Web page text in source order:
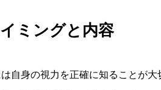
ミングと内容
自身の視力を正確に知ることが